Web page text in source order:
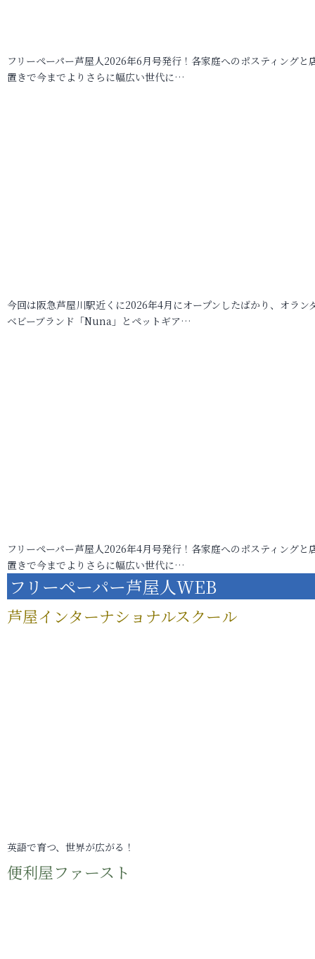
フリーペーパー芦屋人2026年6月号発行！各家庭へのポスティングと
置きで今までよりさらに幅広い世代に…
今回は阪急芦屋川駅近くに2026年4月にオープンしたばかり、オラン
ベビーブランド「Nuna」とペットギア…
フリーペーパー芦屋人2026年4月号発行！各家庭へのポスティングと
置きで今までよりさらに幅広い世代に…
フリーペーパー芦屋人WEB
芦屋インターナショナルスクール
英語で育つ、世界が広がる！
便利屋ファースト